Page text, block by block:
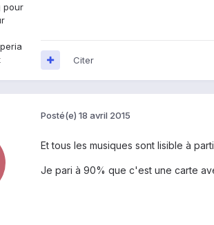
pour
Citer
Posté(e) 18 avril 2015
Et tous les musiques sont lisible à
Je pari à 90% que c'est une carte